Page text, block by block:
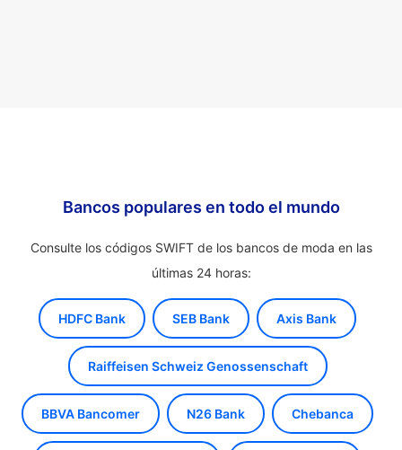
Bancos populares en todo el mundo
Consulte los códigos SWIFT de los bancos de moda en las
últimas 24 horas:
HDFC Bank SEB Bank Axis Bank
Raiffeisen Schweiz Genossenschaft
BBVA Bancomer N26 Bank Chebanca